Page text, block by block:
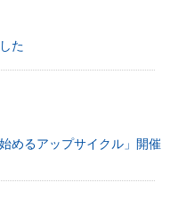
た
めるアップサイクル」開催